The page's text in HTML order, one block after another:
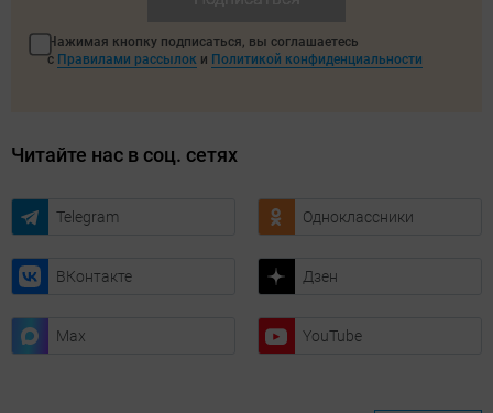
Нажимая кнопку подписаться, вы соглашаетесь
с Правилами рассылок и Политикой конфиденциальности
Читайте нас в соц. сетях
Telegram Одноклассники
ВКонтакте Дзен
Max YouTube